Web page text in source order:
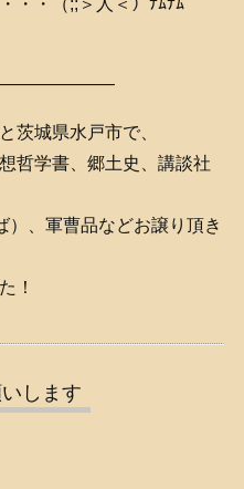
茨城県水戸市で、
哲学書、郷土史、講談社
）、軍曹品などお譲り頂き
！
します